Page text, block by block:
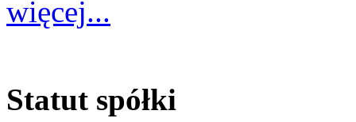
więcej...
Statut spółki